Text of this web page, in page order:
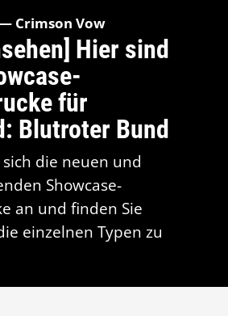
Crimson Vow
Hier sind
für
Blutroter Bund
sich die neuen und
Showcase-
an und finden Sie
einzelnen Typen zu